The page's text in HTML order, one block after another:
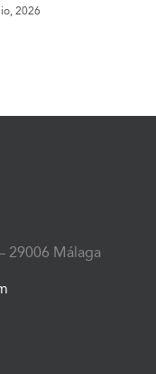
2026
29006 Málaga